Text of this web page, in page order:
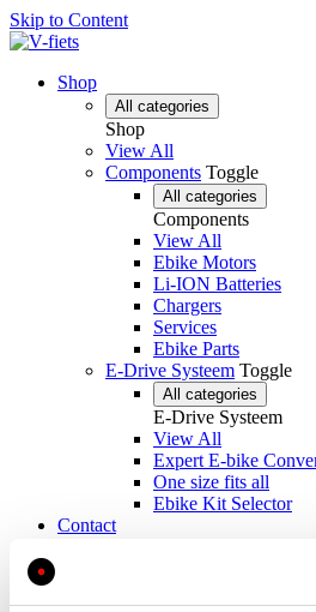
Skip to Content
Shop
All categories
Shop
View All
Components Toggle
All categories
Components
View All
Ebike Motors
Li-ION Batteries
Chargers
Services
Ebike Parts
E-Drive Systeem Toggle
All categories
E-Drive Systeem
View All
Expert E-bike
One size fits all
Ebike Kit Selector
Contact
Menu
Compare Products